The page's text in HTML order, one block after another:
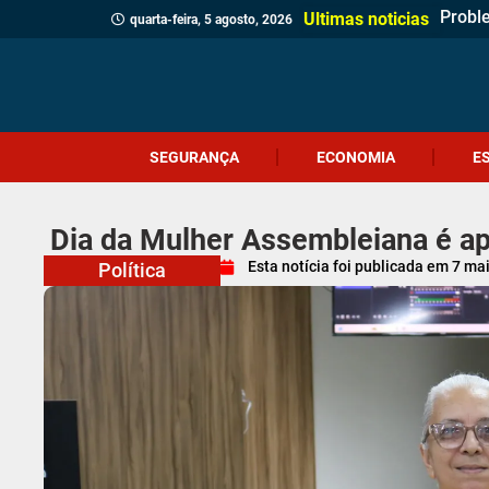
quarta-feira, 5 agosto, 2026 Ultimas noticias Coral
Içara
PRF
Volta
SEGURANÇA ECONOMIA
Dia da Mulher Assembleiana é
Política Esta notícia foi publicada em 7